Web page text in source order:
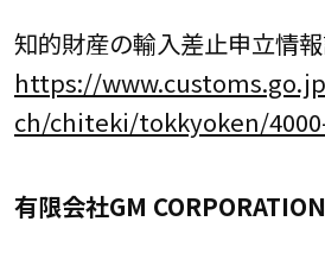
知的財産の輸入差止申立情
https://
ch/chiteki/tokkyoken/
有限会社GM